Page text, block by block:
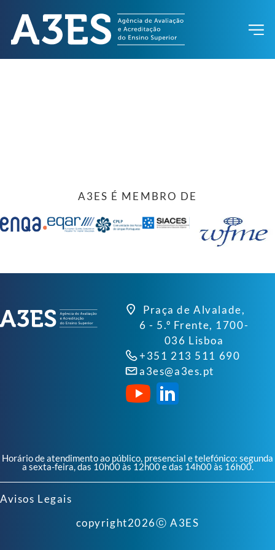
A3ES É MEMBRO DE
Praça de Alvalade,
6 - 5.º Frente, 1700-
036 Lisboa
+351 213 511 690
a3es@a3es.pt
Horário de atendimento ao público, presencial e telefónico: segunda
a sexta-feira, das 10h00 às 12h00 e das 14h00 às 16h00.
Avisos Legais
copyright2026ⓒ A3ES